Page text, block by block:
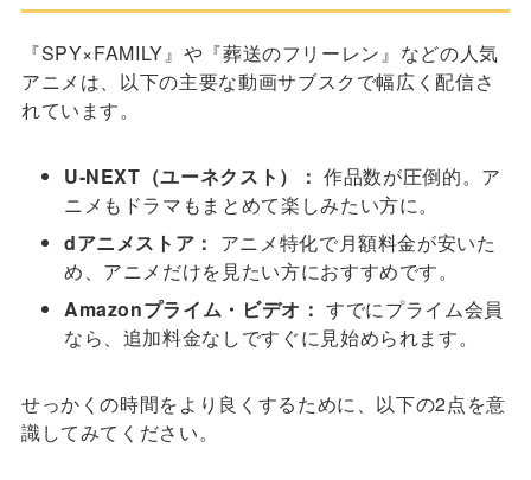
『SPY×FAMILY』や『葬送のフリーレン』などの人気
アニメは、以下の主要な動画サブスクで幅広く配信さ
れています。
U-NEXT（ユーネクスト）： 作品数が圧倒的。ア
ニメもドラマもまとめて楽しみたい方に。
dアニメストア： アニメ特化で月額料金が安いた
め、アニメだけを見たい方におすすめです。
Amazonプライム・ビデオ： すでにプライム会員
なら、追加料金なしですぐに見始められます。
せっかくの時間をより良くするために、以下の2点を意
識してみてください。